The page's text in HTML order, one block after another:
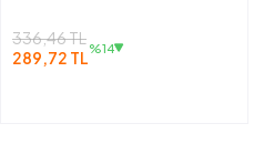
336,46 TL
289,72 TL%14